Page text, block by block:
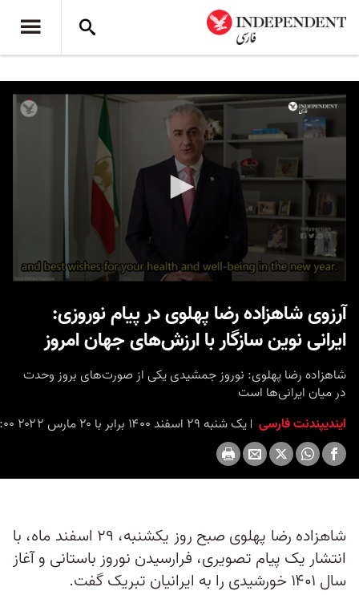
minutes,
آرزوی شاهزاده رضا پهلوی در پیام نوروزی:
ایرانی نوین سازگار با ارزش‌های جهان امروز
شاهزاده رضا پهلوی: نوروز جمشیدی یکی از صورت‌های بروز وحدت
در میان ایرانی‌ها است
ایندیپندنت فارسی یک شنبه ۲۹ اسفند ۱۴۰۰ برابر با ۲۰ مارس ۲۰۲۲ ۱۲:۰۰
شاهزاده رضا پهلوی صبح روز یکشنبه، ۲۹ اسفند ماه، با
انتشار یک پیام تصویری، فرارسیدن نوروز باستانی و آغاز
سال ۱۴۰۱ خورشیدی را به ایرانیان تبریک گفت.